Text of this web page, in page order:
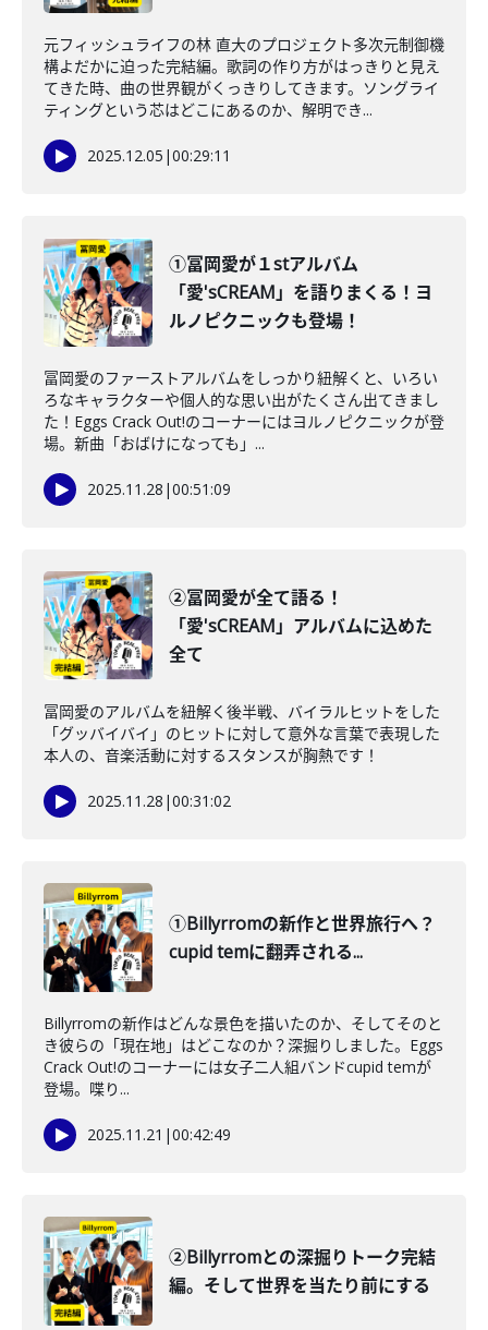
元フィッシュライフの林 直大のプロジェクト多次元制御機
構よだかに迫った完結編。歌詞の作り方がはっきりと見え
てきた時、曲の世界観がくっきりしてきます。ソングライ
ティングという芯はどこにあるのか、解明でき...
2025.12.05 |00:29:11
①冨岡愛が１stアルバム
「愛'sCREAM」を語りまくる！ヨ
ルノピクニックも登場！
冨岡愛のファーストアルバムをしっかり紐解くと、いろい
ろなキャラクターや個人的な思い出がたくさん出てきまし
た！Eggs Crack Out!のコーナーにはヨルノピクニックが登
場。新曲「おばけになっても」...
2025.11.28 |00:51:09
②冨岡愛が全て語る！
「愛'sCREAM」アルバムに込めた
全て
冨岡愛のアルバムを紐解く後半戦、バイラルヒットをした
「グッバイバイ」のヒットに対して意外な言葉で表現した
本人の、音楽活動に対するスタンスが胸熱です！
2025.11.28 |00:31:02
①Billyrromの新作と世界旅行へ？
cupid temに翻弄される...
Billyrromの新作はどんな景色を描いたのか、そしてそのと
き彼らの「現在地」はどこなのか？深掘りしました。Eggs
Crack Out!のコーナーには女子二人組バンドcupid temが
登場。喋り...
2025.11.21 |00:42:49
②Billyrromとの深掘りトーク完結
編。そして世界を当たり前にする